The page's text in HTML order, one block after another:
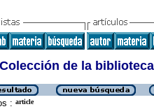
Colección de la biblioteca
: article